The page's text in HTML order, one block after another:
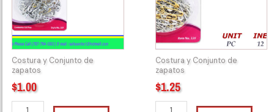
Costura y Conjunto de
zapatos
$1.00
50
CT
quantity
Costura y Conjunto de
zapatos
$1.25
100
CT
quantity